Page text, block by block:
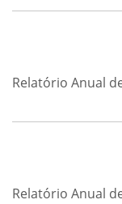
Relatório Anual
Relatório Anual